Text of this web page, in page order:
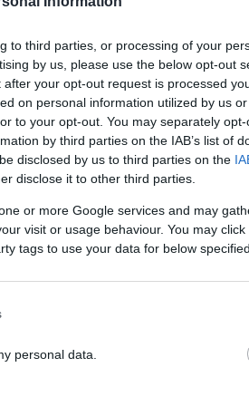
to third parties, or processing of your
by us, please use the below opt-out
your opt-out request is processed
on personal information utilized by us
to your opt-out. You may separately
by third parties on the IAB’s list of
disclosed by us to third parties on the
disclose it to other third parties.
or more Google services and may
visit or usage behaviour. You may
tags to use your data for below
personal data.
και ανέπτυξαν έντονη
περίπου 700.000,
σχολεία,